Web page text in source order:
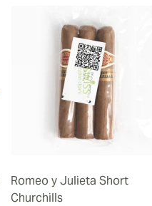
Romeo y Julieta Short
Churchills